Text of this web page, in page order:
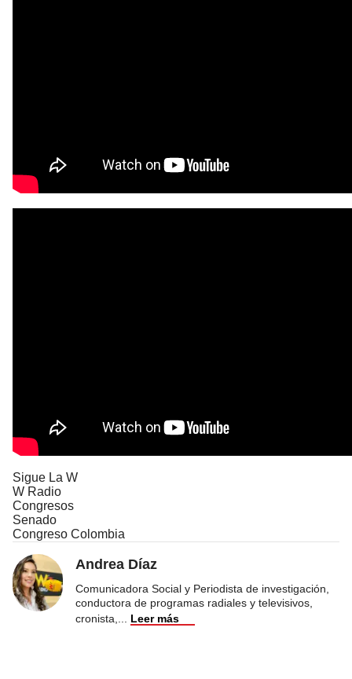
Sigue La W
W Radio
Congresos
Senado
Congreso Colombia
Andrea Díaz
Comunicadora Social y Periodista de investigación,
conductora de programas radiales y televisivos,
cronista,
Leer más